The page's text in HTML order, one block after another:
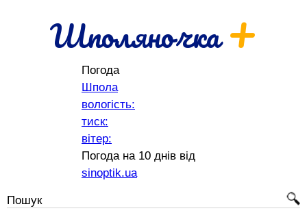
Шполяночка+
Погода
Шпола
вологість:
тиск:
вітер:
Погода на 10 днів від
sinoptik.ua